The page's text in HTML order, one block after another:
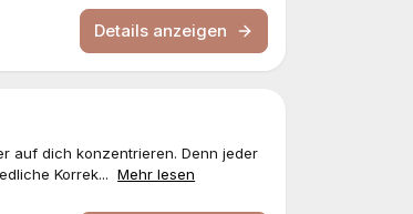
Details anzeigen
auf dich konzentrieren. Denn jeder
Korrek... Mehr lesen